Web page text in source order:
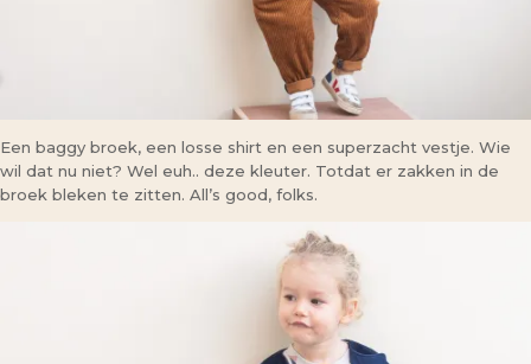
Een baggy broek, een losse shirt en een superzacht vestje. Wie
wil dat nu niet? Wel euh.. deze kleuter. Totdat er zakken in de
broek bleken te zitten. All’s good, folks.